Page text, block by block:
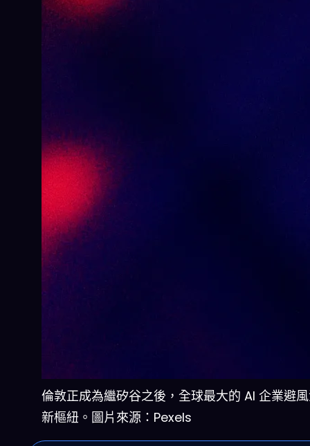
倫敦正成為繼矽谷之後，全球最大的 AI 企業避
新樞紐。圖片來源：Pexels